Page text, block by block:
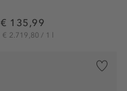
€ 135,99
€ 2.719,80 / 1 l